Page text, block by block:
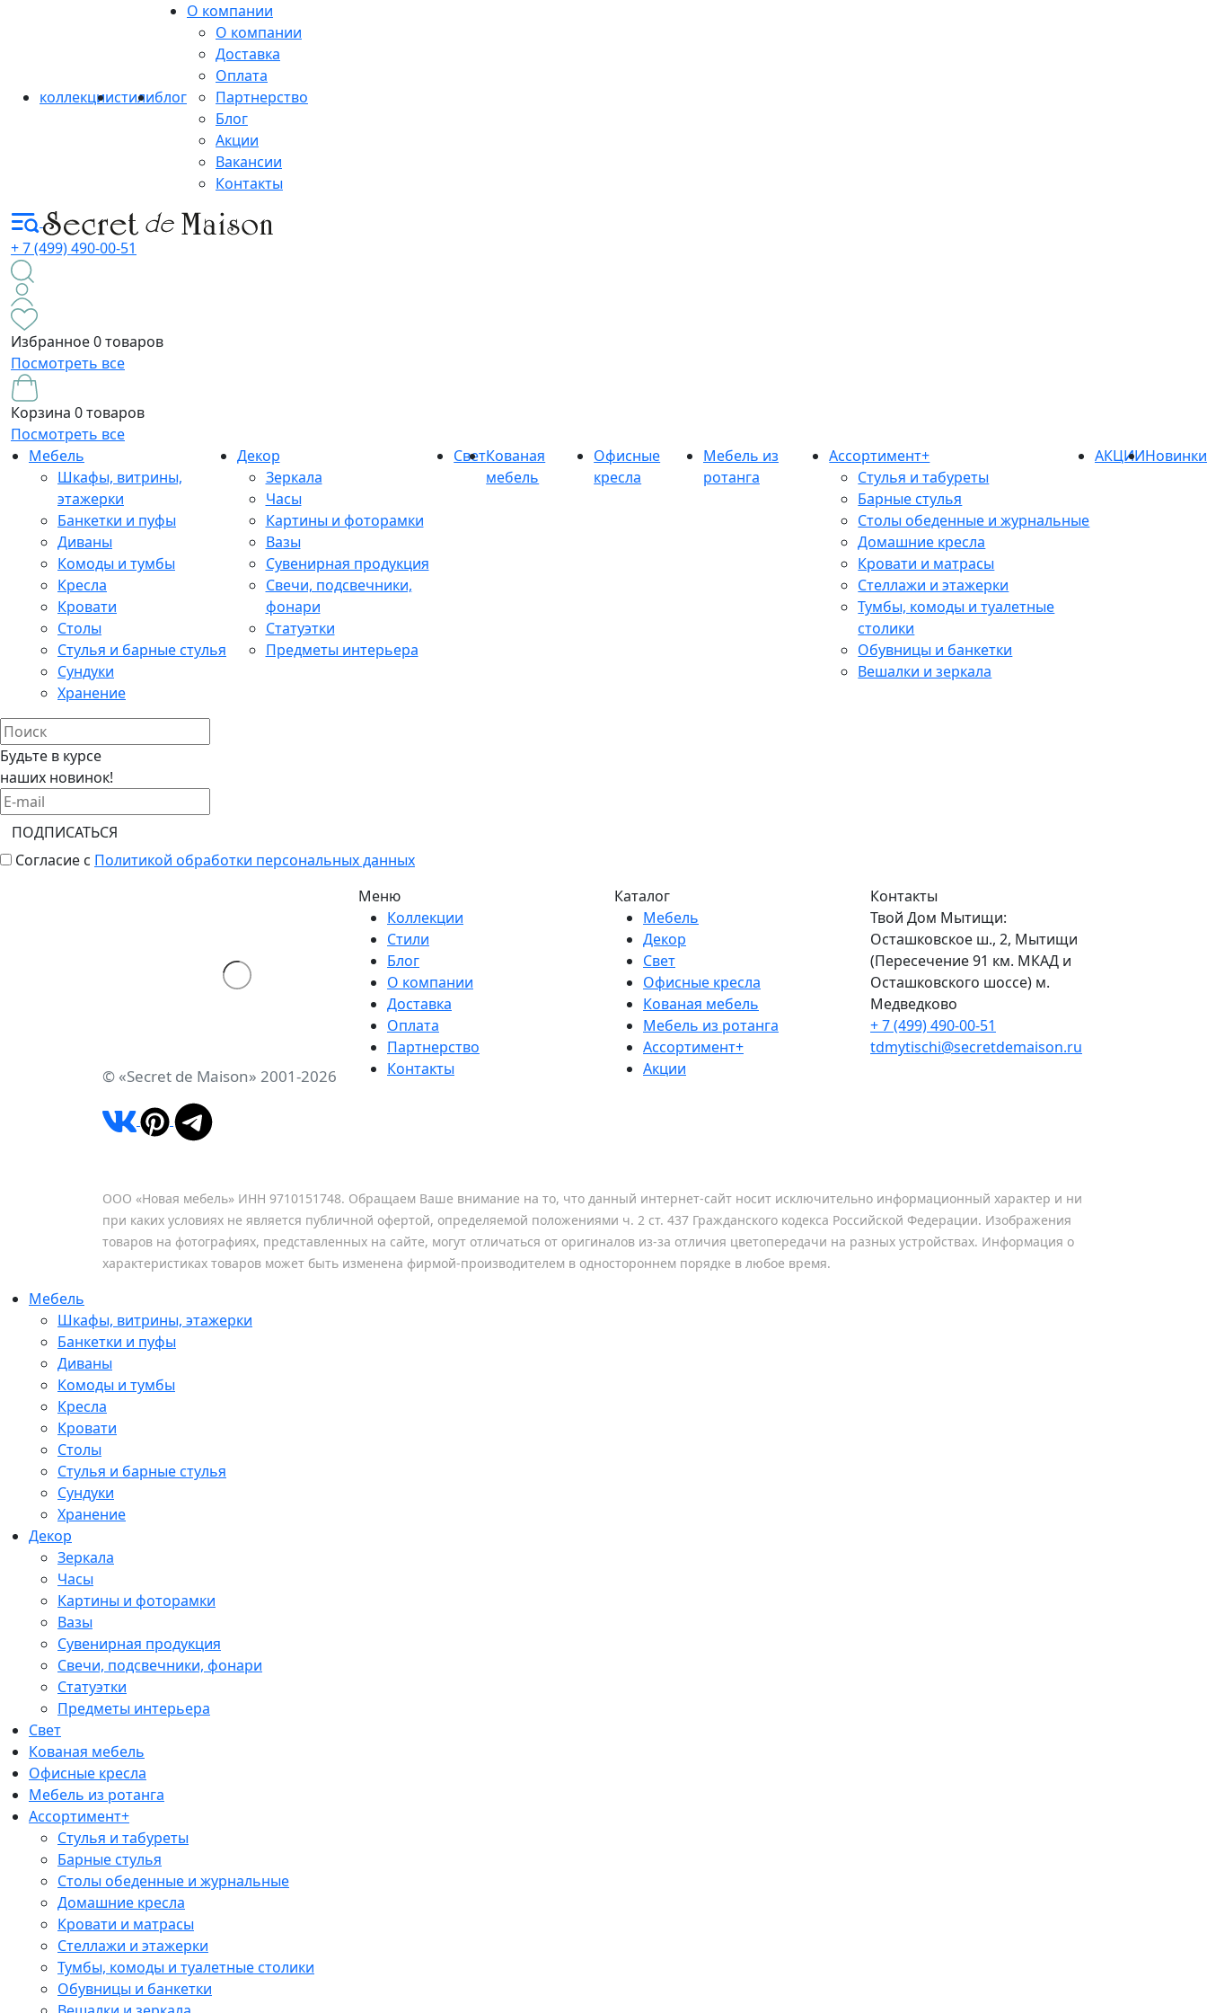
коллекциистилиблог
О компании
О компании
Доставка
Оплата
Партнерство
Блог
Акции
Вакансии
Контакты
+ 7 (499) 490-00-51
Избранное0 товаров
Посмотреть все
Корзина 0 товаров
Посмотреть все
Мебель
Шкафы, витрины,
этажерки
Банкетки и пуфы
Диваны
Комоды и тумбы
Кресла
Кровати
Столы
Стулья и барные стулья
Сундуки
Хранение
Декор
Зеркала
Часы
Картины и фоторамки
Вазы
Сувенирная продукция
Свечи, подсвечники,
фонари
Статуэтки
Предметы интерьера
СветКованая
мебель
Офисные
кресла
Мебель из
ротанга
Ассортимент+
Стулья и табуреты
Барные стулья
Столы обеденные и журнальные
Домашние кресла
Кровати и матрасы
Стеллажи и этажерки
Тумбы, комоды и туалетные
столики
Обувницы и банкетки
Вешалки и зеркала
АКЦИИНовинки
Будьте в курсе
наших новинок!
ПОДПИСАТЬСЯ
Согласие с Политикой обработки персональных данных
© «Secret de Maison» 2001-2026
Меню
Коллекции
Стили
Блог
О компании
Доставка
Оплата
Партнерство
Контакты
Каталог
Мебель
Декор
Свет
Офисные кресла
Кованая мебель
Мебель из ротанга
Ассортимент+
Акции
Контакты
Твой Дом Мытищи:
Осташковское ш., 2, Мытищи
(Пересечение 91 км. МКАД и
Осташковского шоссе) м.
Медведково
+ 7 (499) 490-00-51
tdmytischi@secretdemaison.ru
ООО «Новая мебель» ИНН 9710151748. Обращаем Ваше внимание на то, что данный интернет-сайт носит исключительно информационный характер и ни
при каких условиях не является публичной офертой, определяемой положениями ч. 2 ст. 437 Гражданского кодекса Российской Федерации. Изображения
товаров на фотографиях, представленных на сайте, могут отличаться от оригиналов из-за отличия цветопередачи на разных устройствах. Информация о
характеристиках товаров может быть изменена фирмой-производителем в одностороннем порядке в любое время.
Мебель
Шкафы, витрины, этажерки
Банкетки и пуфы
Диваны
Комоды и тумбы
Кресла
Кровати
Столы
Стулья и барные стулья
Сундуки
Хранение
Декор
Зеркала
Часы
Картины и фоторамки
Вазы
Сувенирная продукция
Свечи, подсвечники, фонари
Статуэтки
Предметы интерьера
Свет
Кованая мебель
Офисные кресла
Мебель из ротанга
Ассортимент+
Стулья и табуреты
Барные стулья
Столы обеденные и журнальные
Домашние кресла
Кровати и матрасы
Стеллажи и этажерки
Тумбы, комоды и туалетные столики
Обувницы и банкетки